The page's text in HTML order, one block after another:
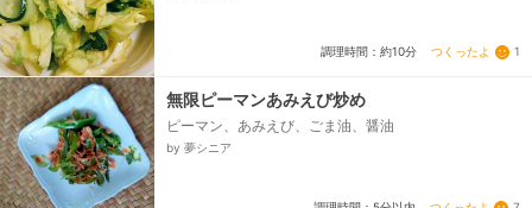
調理時間：約10分 つくったよ 1
無限ピーマンあみえび炒め
ピーマン、あみえび、ごま油、醤油
by 夢シニア